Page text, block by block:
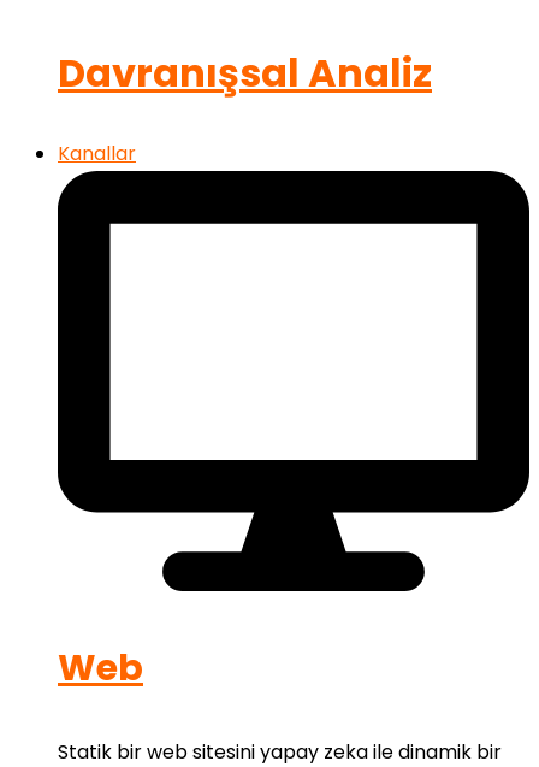
Davranışsal Analiz
Kanallar
Web
Statik bir web sitesini yapay zeka ile dinamik bir